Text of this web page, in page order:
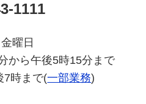
1111
曜日
から午後5時15分まで
7時まで(一部業務)